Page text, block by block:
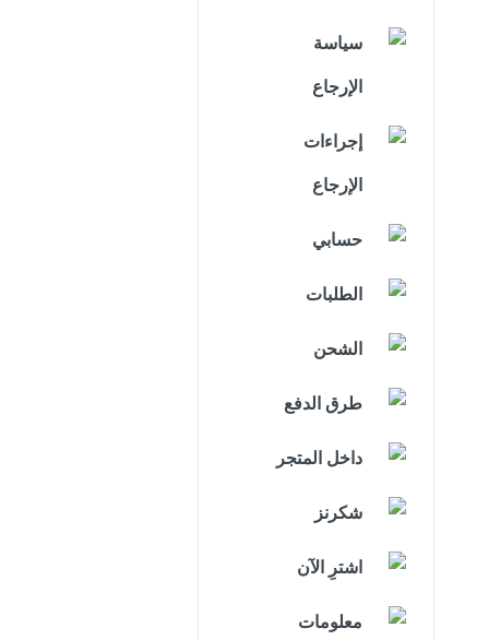
سياسة
الإرجاع
إجراءات
الإرجاع
حسابي
الطلبات
الشحن
طرق الدفع
داخل المتجر
شكرنز
اشترِ الآن
معلومات